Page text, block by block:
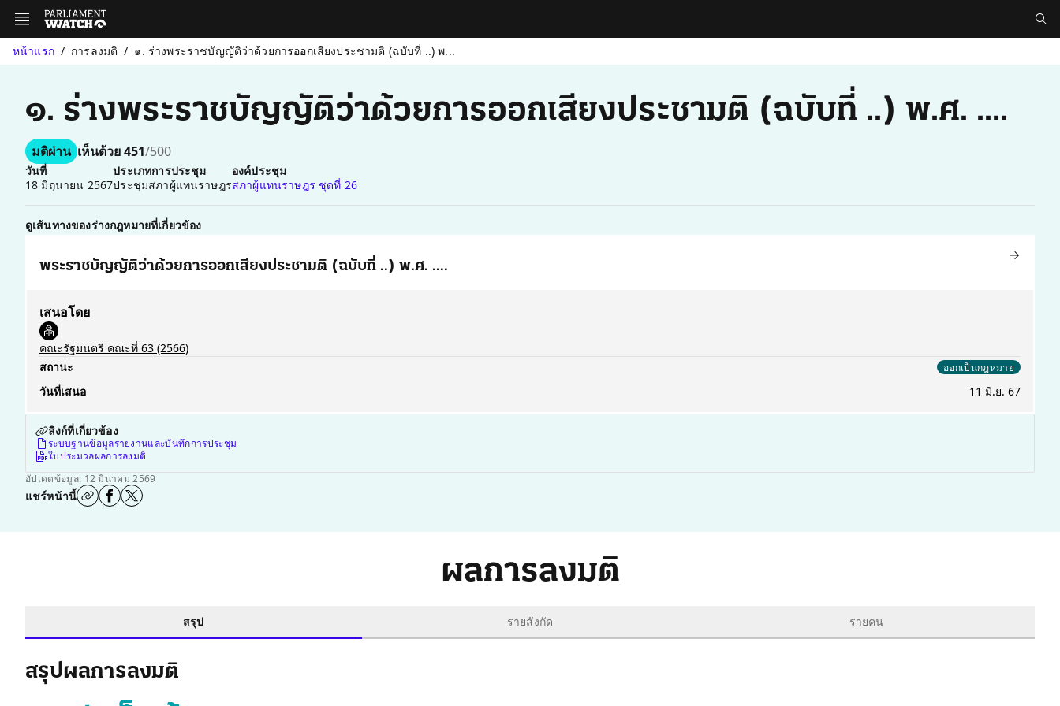
หน้าแรก การลงมติ ๑. ร่างพระราชบัญญัติว่าด้วยการออกเสียงประชามติ (ฉบับที่ ..) พ...
๑. ร่างพระราชบัญญัติว่าด้วยการออกเสียงประชามติ (ฉบับที่ ..) พ.ศ. ....
มติผ่าน เห็นด้วย 451/500
วันที่
18 มิถุนายน 2567
ประเภทการประชุม
ประชุมสภาผู้แทนราษฎร
องค์ประชุม
สภาผู้แทนราษฎร ชุดที่ 26
ดูเส้นทางของร่างกฎหมายที่เกี่ยวข้อง
พระราชบัญญัติว่าด้วยการออกเสียงประชามติ (ฉบับที่ ..) พ.ศ. ....
เสนอโดย
คณะรัฐมนตรี คณะที่ 63 (2566)
สถานะ
ออกเป็นกฎหมาย
วันที่เสนอ 11 มิ.ย. 67
ลิงก์ที่เกี่ยวข้อง
ระบบฐานข้อมูลรายงานและบันทึกการประชุม
ใบประมวลผลการลงมติ
อัปเดตข้อมูล: 12 มีนาคม 2569
แชร์หน้านี้
ผลการลงมติ
สรุป รายสังกัด รายคน
สรุปผลการลงมติ